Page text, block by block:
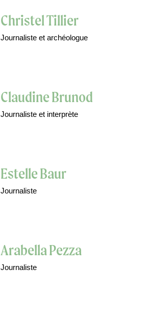
Christel Tillier
Journaliste et archéologue
Claudine Brunod
Journaliste et interprète
Estelle Baur
Journaliste
Arabella Pezza
Journaliste